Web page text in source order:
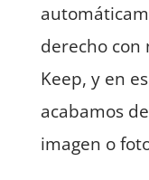
derecho con
Keep, y en
acabamos
imagen o